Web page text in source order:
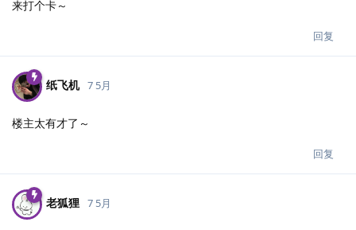
来打个卡～
回复
纸飞机 7 5月
楼主太有才了～
回复
老狐狸 7 5月